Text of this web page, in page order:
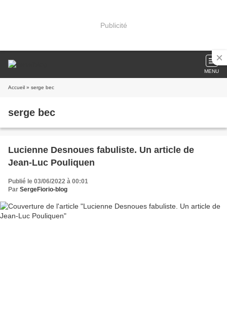
Publicité
MENU
Accueil » serge bec
serge bec
Lucienne Desnoues fabuliste. Un article de
Jean-Luc Pouliquen
Publié le 03/06/2022 à 00:01
Par SergeFiorio-blog